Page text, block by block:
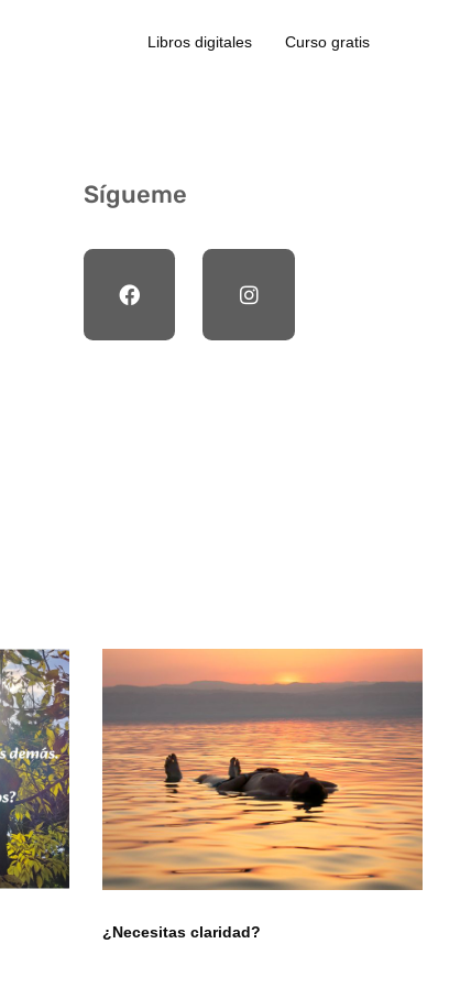
Libros digitales Curso gratis
Sígueme
¿Necesitas claridad?